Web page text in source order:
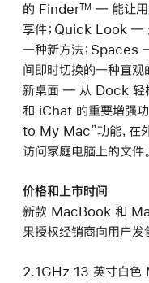
的 FinderTM ― 能让用
享件；Quick Look ―
一种新方法；Spaces
间即时切换的一种直
新桌面 ― 从 Dock 轻
和 iChat 的重要增强
to My Mac”功能，在
访问家庭电脑上的文件。
价格和上市时间
新款 MacBook 和
果授权经销商向用户发
2.1GHz 13 英寸白色